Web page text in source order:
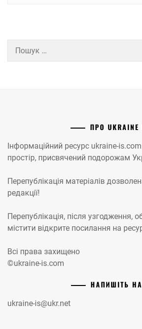
ПРО UKRAINE
Інформаційний ресурс ukraine-
простір, присвячений подорожам
Перепублікація матеріалів
редакції!
Перепублікація, після узгодження,
містити відкрите посилання на
Всі права захищено
©ukraine-is.com
НАПИШІТЬ
ukraine-is@ukr.net